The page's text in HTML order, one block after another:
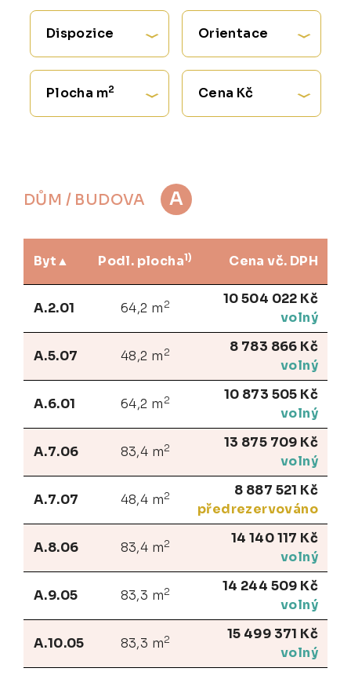
Dispozice Orientace
Plocha m2 Cena Kč
DŮM / BUDOVA A
Byt Podl. plocha1) Cena vč. DPH
A.2.01 64,2 m 2
10 504 022 Kč
volný
A.5.07 48,2 m 2
8 783 866 Kč
volný
A.6.01 64,2 m 2
10 873 505 Kč
volný
A.7.06 83,4 m2
13 875 709 Kč
volný
A.7.07 48,4 m2
8 887 521 Kč
předrezervováno
A.8.06 83,4 m2
14 140 117 Kč
volný
A.9.05 83,3 m2
14 244 509 Kč
volný
A.10.05 83,3 m2
15 499 371 Kč
volný